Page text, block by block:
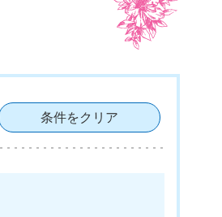
条件をクリア